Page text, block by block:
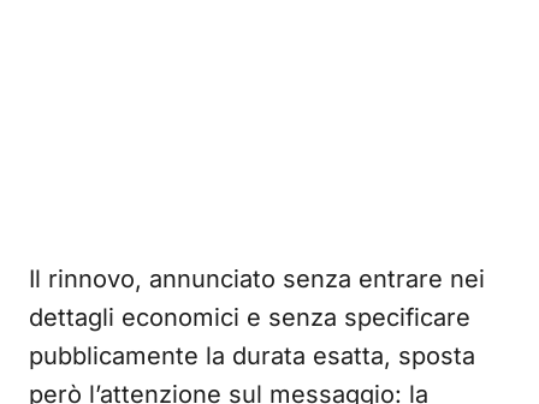
Il rinnovo, annunciato senza entrare nei
dettagli economici e senza specificare
pubblicamente la durata esatta, sposta
però l’attenzione sul messaggio: la